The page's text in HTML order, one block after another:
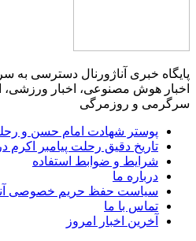
پایگاه خبری آناژورنال دسترسی به
اخبار هوش مصنوعی، اخبار ورزشی،
سرگرمی و روزمرگی
پوستر شهادت امام حسن و
تاریخ دقیق رحلت پیامبر اکرم در سال ۱۴۰۵ چه
شرایط و ضوابط استفاده
درباره ما
سیاست حفظ حریم خصوصی
تماس با ما
آخرین اخبار امروز